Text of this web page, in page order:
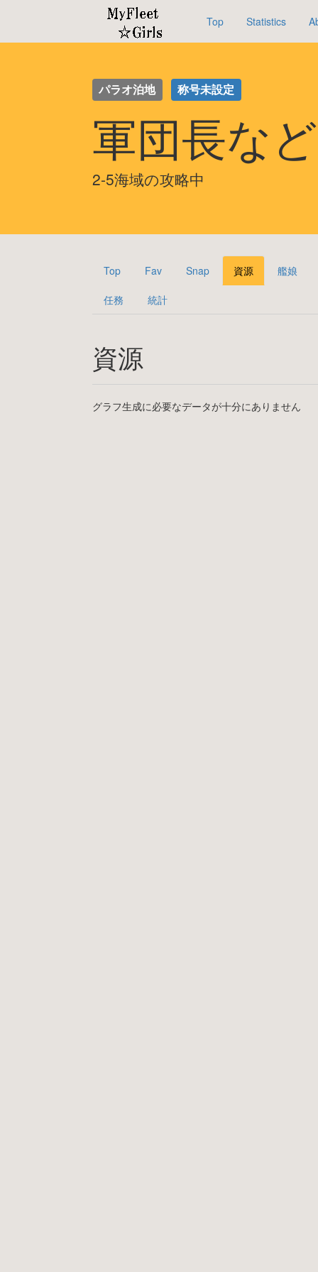
Top Statistics
パラオ泊地 称号未設定
軍団長な
2-5海域の攻略中
Top Fav Snap 資源 艦娘
任務 統計
資源
グラフ生成に必要なデータが十分にありません